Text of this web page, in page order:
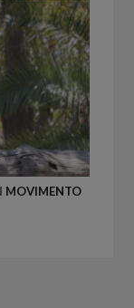
MOVIMENTO